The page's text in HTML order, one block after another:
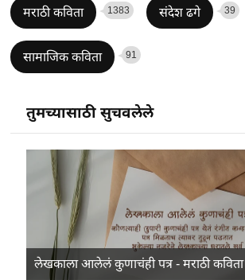
मराठी कविता 1383 संदेश ढगे 39
सामाजिक कविता 91
तुमच्यासाठी सुचवलेले
लेखकाला आलेलं कुणाचंही पत्र - मराठी कविता